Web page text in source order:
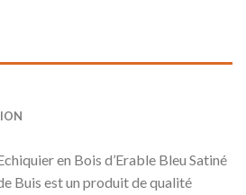
en Bois d’Erable Bleu Satiné
Buis est un produit de qualité